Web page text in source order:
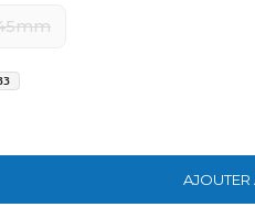
AJOUTER